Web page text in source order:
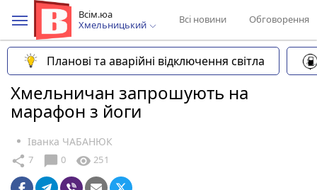
Всім.юа
Хмельницький
Всі новини Обговорення
Планові та аварійні відключення світла
Хмельничан запрошують на
марафон з йоги
Іванка ЧАБАНЮК
share 7 chat_bubble 0 visibility 251